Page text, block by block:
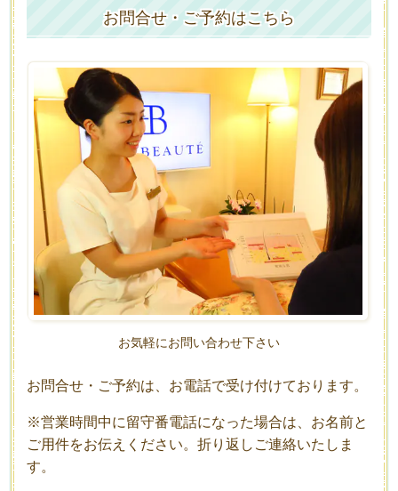
お問合せ・ご予約はこちら
お気軽にお問い合わせ下さい
お問合せ・ご予約は、お電話で受け付けております。
※営業時間中に留守番電話になった場合は、お名前と
ご用件をお伝えください。折り返しご連絡いたしま
す。